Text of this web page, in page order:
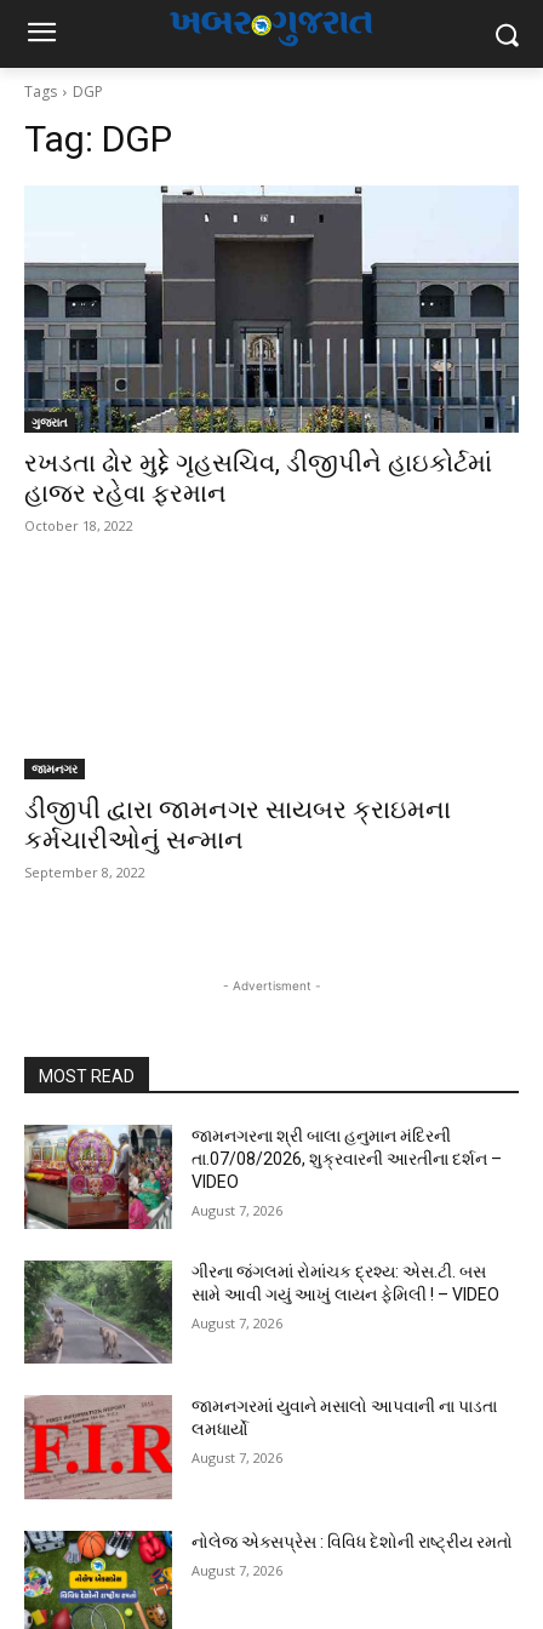
Tags DGP
Tag: DGP
ગુજરાત
રખડતા ઢોર મુદ્દે ગૃહસચિવ, ડીજીપીને હાઇકોર્ટમાં
હાજર રહેવા ફરમાન
October 18, 2022
જામનગર
ડીજીપી દ્વારા જામનગર સાયબર ક્રાઇમના
કર્મચારીઓનું સન્માન
September 8, 2022
- Advertisment -
MOST READ
જામનગરના શ્રી બાલા હનુમાન મંદિરની
તા.07/08/2026, શુક્રવારની આરતીના દર્શન –
VIDEO
August 7, 2026
ગીરના જંગલમાં રોમાંચક દ્રશ્ય: એસ.ટી. બસ
સામે આવી ગયું આખું લાયન ફેમિલી ! – VIDEO
August 7, 2026
જામનગરમાં યુવાને મસાલો આપવાની ના પાડતા
લમધાર્યો
August 7, 2026
નોલેજ એક્સપ્રેસ : વિવિધ દેશોની રાષ્ટ્રીય રમતો
August 7, 2026